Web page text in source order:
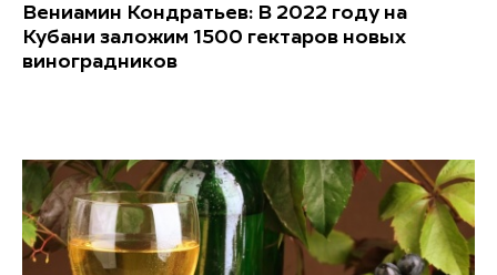
Вениамин Кондратьев: В 2022 году на
Кубани заложим 1500 гектаров новых
виноградников